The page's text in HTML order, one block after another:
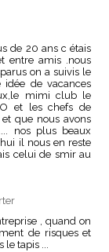
de 20 ans c étais
entre amis .nous
on a suivis le
de vacances
mimi club le
O et les chefs de
que nous avons
nos plus beaux
il nous en reste
celui de smir au
, quand on
de risques et
le tapis ...